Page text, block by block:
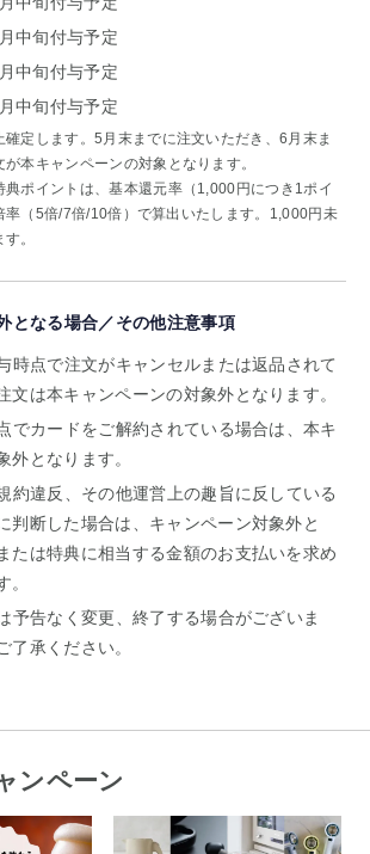
中旬付与予定
中旬付与予定
中旬付与予定
定します。5月末までに注文いただき、6月末ま
本キャンペーンの対象となります。
ポイントは、基本還元率（1,000円につき1ポイ
率（5倍/7倍/10倍）で算出いたします。1,000円未
。
となる場合／その他注意事項
時点で注文がキャンセルまたは返品されて
文は本キャンペーンの対象外となります。
でカードをご解約されている場合は、本キ
外となります。
約違反、その他運営上の趣旨に反している
判断した場合は、キャンペーン対象外と
たは特典に相当する金額のお支払いを求め
。
予告なく変更、終了する場合がございま
了承ください。
ンペーン